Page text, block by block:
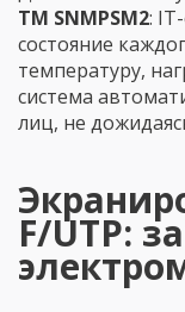
TM SNMPSM2:
состояние
температуру,
система
лиц, не
F/UTP: